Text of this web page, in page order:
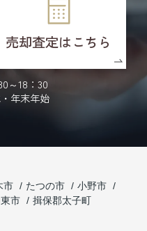
売却査定はこちら
～18：30
年末年始
市 たつの市
小野市
市
揖保郡太子町